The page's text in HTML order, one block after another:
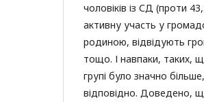
чоловіків із СД (проти
активну участь у
родиною, відвідують
тощо. І навпаки, таких,
групі було значно
відповідно. Доведено,